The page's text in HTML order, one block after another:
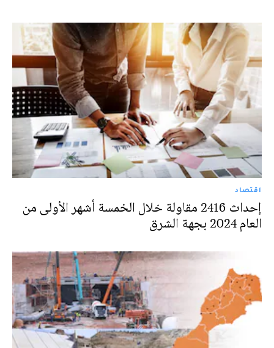
اقتصاد
إحداث 2416 مقاولة خلال الخمسة أشهر الأولى من
العام 2024 بجهة الشرق